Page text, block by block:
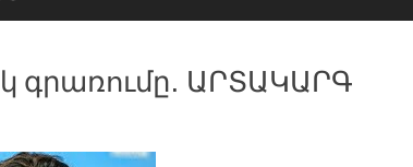
գրառումը․ ԱՐՏԱԿԱՐԳ